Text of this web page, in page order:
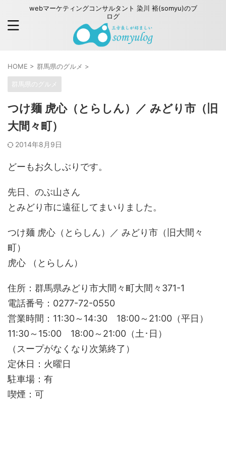
webマーケティングコンサルタント 染川 裕(somyu)のブ
ログ
HOME > 群馬県のグルメ >
群馬県のグルメ
つけ麺 虎心（とらしん）／ みどり市（旧
大間々町）
2014年8月9日
どーもお久しぶりです。
先日、のぶ山さん
とみどり市に遠征してまいりました。
つけ麺 虎心（とらしん）／ みどり市（旧大間々
町）
虎心 （とらしん）
住所：群馬県みどり市大間々町大間々371-1
電話番号：0277-72-0550
営業時間：11:30～14:30 18:00～21:00（平日）
11:30～15:00 18:00～21:00（土･日）
（スープがなくなり次第終了）
定休日：火曜日
駐車場：有
喫煙：可